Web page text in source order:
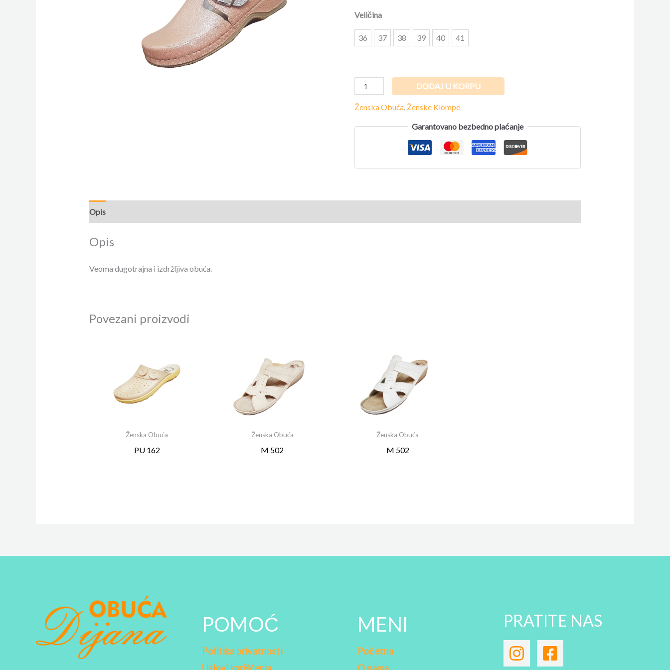
Veličina
36 37 38 39 40 41
DODAJ U KORPU
Ženska Obuća, Ženske Klompe
Garantovano bezbedno plaćanje
Opis
Opis
Veoma dugotrajna i izdržljiva obuća.
Povezani proizvodi
Ženska Obuća
PU 162
Ženska Obuća
M 502
Ženska Obuća
M 502
POMOĆ
Politika privatnosti
MENI
Početna
PRATITE NAS